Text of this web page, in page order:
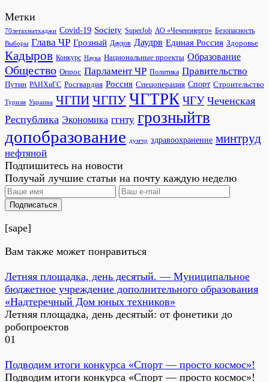
Метки
70летахматхаджи Covid-19 Society SuperJob АО «Чеченэнерго» Безопасность
Выборы Глава ЧР Грозный Даудов Даудрв Единая Россия Здоровье
Кадыров Конкурс Наука Национальные проекты Образование
Общество Опрос Парламент ЧР Политика Правительство
Путин РАНХиГС Росгвардия Россия Спецоперация Спорт Строительство
Туризм Украина ЧГПИ ЧГПУ ЧГТРК ЧГУ Чеченская
Республика Экономика ггнту грозныйтв
допобразование думчр здравоохранение минтруд
нефтяной
Подпишитесь на новости
Получай лучшие статьи на почту каждую неделю
Подписаться
[sape]
Вам также может понравиться
Летняя площадка, день десятый. — Муниципальное
бюджетное учреждение дополнительного образования
«Надтеречный Дом юных техников»
Летняя площадка, день десятый: от фонетики до
робопроектов
01
Подводим итоги конкурса «Спорт — просто космос»!
Подводим итоги конкурса «Спорт — просто космос»!